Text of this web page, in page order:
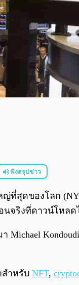
ฟังสรุปข่าว
ที่สุดของโลก
นจริงที่ดาวน์โหลด
สำหรับ NFT,